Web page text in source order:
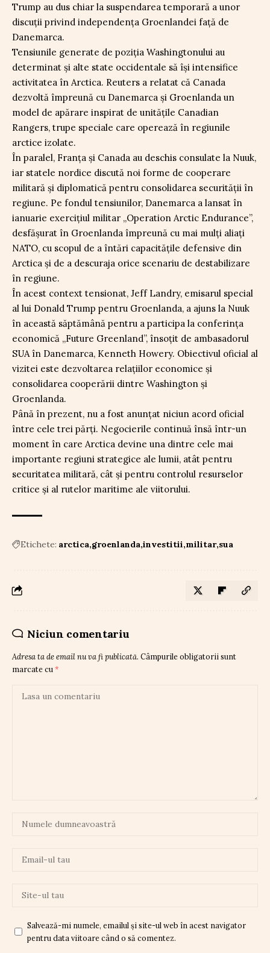
Trump au dus chiar la suspendarea temporară a unor
discuții privind independența Groenlandei față de
Danemarca.
Tensiunile generate de poziția Washingtonului au
determinat și alte state occidentale să își intensifice
activitatea în Arctica. Reuters a relatat că Canada
dezvoltă împreună cu Danemarca și Groenlanda un
model de apărare inspirat de unitățile Canadian
Rangers, trupe speciale care operează în regiunile
arctice izolate.
În paralel, Franța și Canada au deschis consulate la Nuuk,
iar statele nordice discută noi forme de cooperare
militară și diplomatică pentru consolidarea securității în
regiune. Pe fondul tensiunilor, Danemarca a lansat în
ianuarie exercițiul militar „Operation Arctic Endurance”,
desfășurat în Groenlanda împreună cu mai mulți aliați
NATO, cu scopul de a întări capacitățile defensive din
Arctica și de a descuraja orice scenariu de destabilizare
în regiune.
În acest context tensionat, Jeff Landry, emisarul special
al lui Donald Trump pentru Groenlanda, a ajuns la Nuuk
în această săptămână pentru a participa la conferința
economică „Future Greenland”, însoțit de ambasadorul
SUA în Danemarca, Kenneth Howery. Obiectivul oficial al
vizitei este dezvoltarea relațiilor economice și
consolidarea cooperării dintre Washington și
Groenlanda.
Până în prezent, nu a fost anunțat niciun acord oficial
între cele trei părți. Negocierile continuă însă într-un
moment în care Arctica devine una dintre cele mai
importante regiuni strategice ale lumii, atât pentru
securitatea militară, cât și pentru controlul resurselor
critice și al rutelor maritime ale viitorului.
Etichete: arctica groenlanda investitii militar sua
Niciun comentariu
Adresa ta de email nu va fi publicată. Câmpurile obligatorii sunt
marcate cu *
Salvează-mi numele, emailul și site-ul web în acest navigator
pentru data viitoare când o să comentez.